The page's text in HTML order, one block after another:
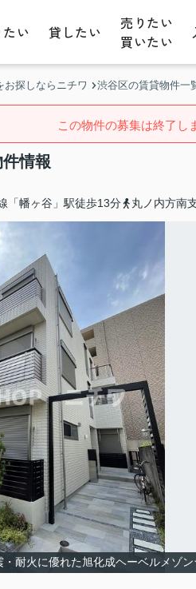
い 貸したい
売りたい
買いたい
お探しならニチワ 渋谷区の賃貸物件一
この物件の募集は終了し
情報
「幡ヶ谷」駅徒歩13分 丸ノ内方南
耐火に優れた旭化成ヘーベルメゾ